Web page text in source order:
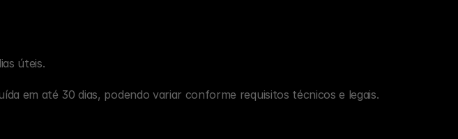
úteis.
em até 30 dias, podendo variar conforme requisitos técnicos e legais.